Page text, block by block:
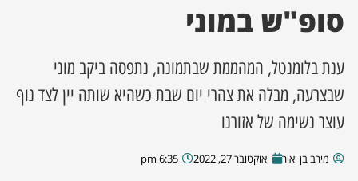
עסקים
סופ"ש במוני
ענת בלומנטל, המהממת שבתמונה, נתפסה ביקב מוני
שבצרעה, מבלה את צהרי יום שבת כשהיא שותה יין לצד נוף
עוצר נשימה של אזורנו
מירב בן יאיר אוקטובר 27, 2022 6:35 pm